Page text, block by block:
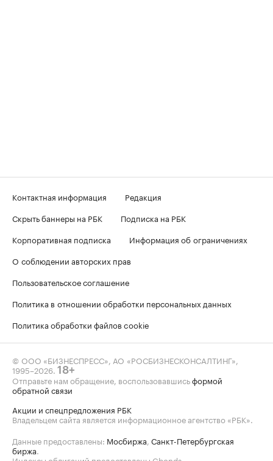
Контактная информация
Редакция
Скрыть баннеры на РБК
Подписка на РБК
Корпоративная подписка
Информация об ограничениях
О соблюдении авторских прав
Пользовательское соглашение
Политика в отношении обработки персональных данных
Политика обработки файлов cookie
© ООО «БИЗНЕСПРЕСС», АО «РОСБИЗНЕСКОНСАЛТИНГ»,
1995–2026 18+
Отправьте нам обращение, воспользовавшисьформой
обратной связи
Акции и спецпредложения РБК
Владельцем сайта является информационное агентство «РБК».
Данные предоставлены: Мосбиржа Санкт-Петербургская
биржа